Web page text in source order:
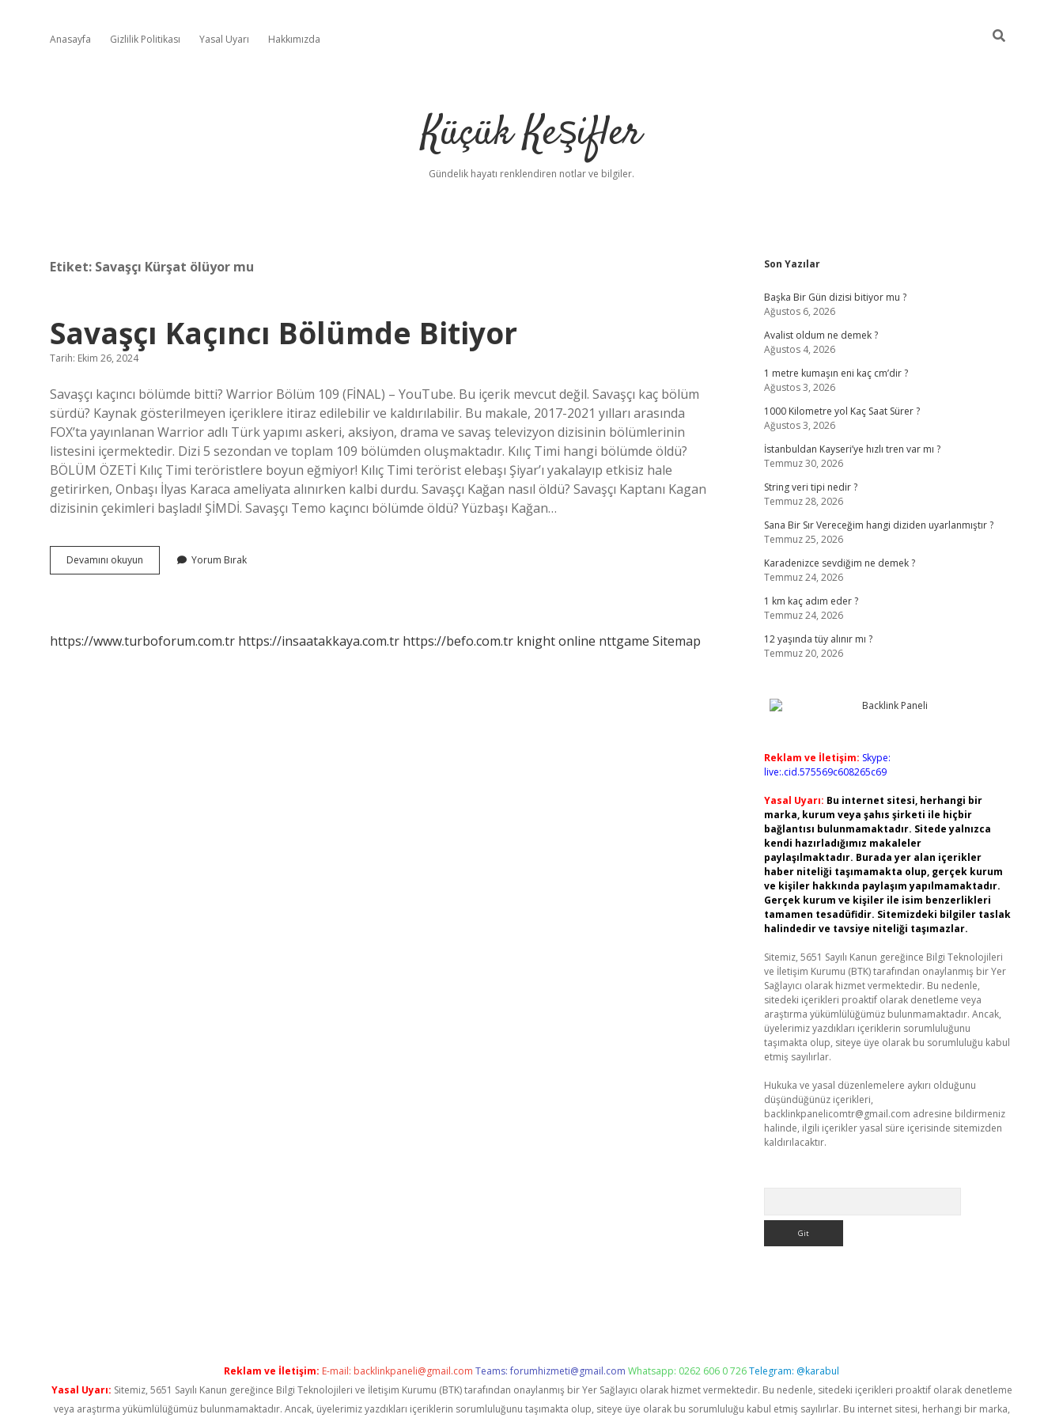
Anasayfa Gizlilik Politikası Yasal Uyarı Hakkımızda
Küçük Keşifler
Gündelik hayatı renklendiren notlar ve bilgiler.
Etiket: Savaşçı Kürşat ölüyor mu
Savaşçı Kaçıncı Bölümde Bitiyor
Tarih: Ekim 26, 2024
Savaşçı kaçıncı bölümde bitti? Warrior Bölüm 109 (FİNAL) – YouTube. Bu içerik mevcut değil. Savaşçı kaç bölüm
sürdü? Kaynak gösterilmeyen içeriklere itiraz edilebilir ve kaldırılabilir. Bu makale, 2017-2021 yılları arasında
FOX’ta yayınlanan Warrior adlı Türk yapımı askeri, aksiyon, drama ve savaş televizyon dizisinin bölümlerinin
listesini içermektedir. Dizi 5 sezondan ve toplam 109 bölümden oluşmaktadır. Kılıç Timi hangi bölümde öldü?
BÖLÜM ÖZETİ Kılıç Timi teröristlere boyun eğmiyor! Kılıç Timi terörist elebaşı Şiyar’ı yakalayıp etkisiz hale
getirirken, Onbaşı İlyas Karaca ameliyata alınırken kalbi durdu. Savaşçı Kağan nasıl öldü? Savaşçı Kaptanı Kagan
dizisinin çekimleri başladı! ŞİMDİ. Savaşçı Temo kaçıncı bölümde öldü? Yüzbaşı Kağan…
Devamını okuyun
Kaçıncı
Yorum Bırak
https://www.turboforum.com.tr https://insaatakkaya.com.tr https://befo.com.tr knight online nttgame Sitemap
Sidebar
Son Yazılar
Başka Bir Gün dizisi bitiyor mu ?
Ağustos 6, 2026
Avalist oldum ne demek ?
Ağustos 4, 2026
1 metre kumaşın eni kaç cm’dir ?
Ağustos 3, 2026
1000 Kilometre yol Kaç Saat Sürer ?
Ağustos 3, 2026
İstanbuldan Kayseri’ye hızlı tren var mı ?
Temmuz 30, 2026
String veri tipi nedir ?
Temmuz 28, 2026
Sana Bir Sır Vereceğim hangi diziden uyarlanmıştır ?
Temmuz 25, 2026
Karadenizce sevdiğim ne demek ?
Temmuz 24, 2026
1 km kaç adım eder ?
Temmuz 24, 2026
12 yaşında tüy alınır mı ?
Temmuz 20, 2026
Reklam ve İletişim: Skype:
live:.cid.575569c608265c69
Yasal Uyarı: Bu internet sitesi, herhangi bir
marka, kurum veya şahıs şirketi ile hiçbir
bağlantısı bulunmamaktadır. Sitede yalnızca
kendi hazırladığımız makaleler
paylaşılmaktadır. Burada yer alan içerikler
haber niteliği taşımamakta olup, gerçek kurum
ve kişiler hakkında paylaşım yapılmamaktadır.
Gerçek kurum ve kişiler ile isim benzerlikleri
tamamen tesadüfidir. Sitemizdeki bilgiler taslak
halindedir ve tavsiye niteliği taşımazlar.
Sitemiz, 5651 Sayılı Kanun gereğince Bilgi Teknolojileri
ve İletişim Kurumu (BTK) tarafından onaylanmış bir Yer
Sağlayıcı olarak hizmet vermektedir. Bu nedenle,
sitedeki içerikleri proaktif olarak denetleme veya
araştırma yükümlülüğümüz bulunmamaktadır. Ancak,
üyelerimiz yazdıkları içeriklerin sorumluluğunu
taşımakta olup, siteye üye olarak bu sorumluluğu kabul
etmiş sayılırlar.
Hukuka ve yasal düzenlemelere aykırı olduğunu
düşündüğünüz içerikleri,
backlinkpanelicomtr@gmail.com adresine bildirmeniz
halinde, ilgili içerikler yasal süre içerisinde sitemizden
kaldırılacaktır.
Reklam ve İletişim: E-mail: backlinkpaneli@gmail.com Teams:forumhizmeti@gmail.com Whatsapp: 0262 606 0 726Telegram: @karabul
Yasal Uyarı: Sitemiz, 5651 Sayılı Kanun gereğince Bilgi Teknolojileri ve İletişim Kurumu (BTK) tarafından onaylanmış bir Yer Sağlayıcı olarak hizmet vermektedir. Bu nedenle, sitedeki içerikleri proaktif olarak denetleme
veya araştırma yükümlülüğümüz bulunmamaktadır. Ancak, üyelerimiz yazdıkları içeriklerin sorumluluğunu taşımakta olup, siteye üye olarak bu sorumluluğu kabul etmiş sayılırlar. Bu internet sitesi, herhangi bir marka,